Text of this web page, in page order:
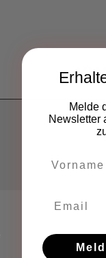
Melde
Newsletter